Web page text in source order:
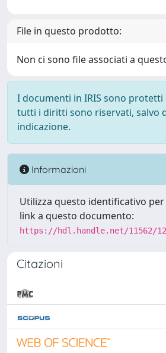
File in questo prodotto:
Non ci sono file associati a
I documenti in IRIS sono
tutti i diritti sono riservati, salvo
indicazione.
Informazioni
Utilizza questo identificativo
link a questo documento:
https://hdl.handle.net/11562/
Citazioni